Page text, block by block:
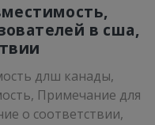
в сша,
длш канады,
Примечание для
о соответствии,